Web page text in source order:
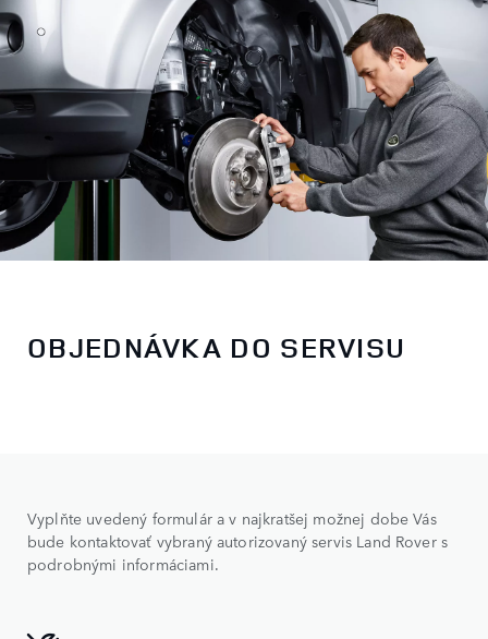
OBJEDNÁVKA DO SERVISU
Vyplňte uvedený formulár a v najkratšej možnej dobe Vás
bude kontaktovať vybraný autorizovaný servis Land Rover s
podrobnými informáciami.